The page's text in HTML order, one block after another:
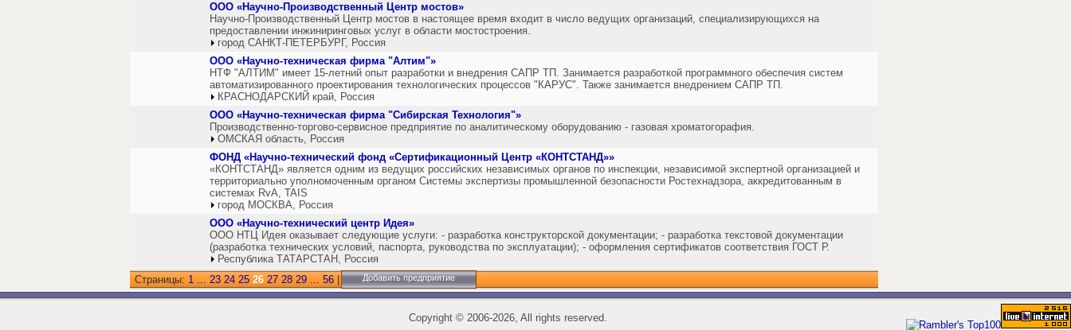
ООО «Научно-Производственный Центр мостов»
Научно-Производственный Центр мостов в настоящее время входит в число ведущих организаций, специализирующихся на
предоставлении инжиниринговых услуг в области мостостроения.
город САНКТ-ПЕТЕРБУРГ, Россия
ООО «Научно-техническая фирма "Алтим"»
НТФ "АЛТИМ" имеет 15-летний опыт разработки и внедрения САПР ТП. Занимается разработкой программного обеспечия систем
автоматизированного проектирования технологических процессов "КАРУС". Также занимается внедрением САПР ТП.
КРАСНОДАРСКИЙ край, Россия
ООО «Научно-техническая фирма "Сибирская Технология"»
Производственно-торгово-сервисное предприятие по аналитическому оборудованию - газовая хроматогорафия.
ОМСКАЯ область, Россия
ФОНД «Научно-технический фонд «Сертификационный Центр «КОНТСТАНД»»
«КОНТСТАНД» является одним из ведущих российских независимых органов по инспекции, независимой экспертной организацией и
территориально уполномоченным органом Системы экспертизы промышленной безопасности Ростехнадзора, аккредитованным в
системах RvA, TAIS
город МОСКВА, Россия
ООО «Научно-технический центр Идея»
ООО НТЦ Идея оказывает следующие услуги: - разработка конструкторской документации; - разработка текстовой документации
(разработка технических условий, паспорта, руководства по эксплуатации); - оформления сертификатов соответствия ГОСТ Р.
Республика ТАТАРСТАН, Россия
Страницы: 1 ... 23 24 25 26 27 28 29 ... 56 Добавить предприятие
Copyright ©2006-2026, All rights reserved.